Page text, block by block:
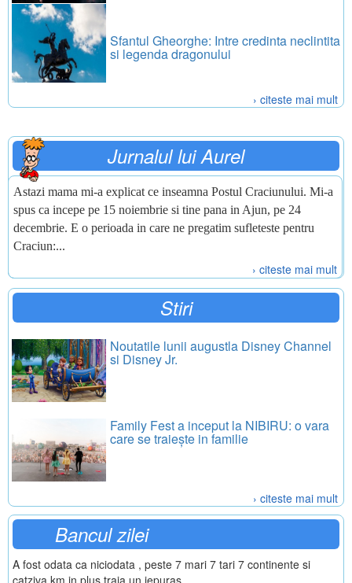
Sfantul Gheorghe: Intre credinta neclintita
si legenda dragonului
› citeste mai mult
Jurnalul lui Aurel
Astazi mama mi-a explicat ce inseamna Postul Craciunului. Mi-a
spus ca incepe pe 15 noiembrie si tine pana in Ajun, pe 24
decembrie. E o perioada in care ne pregatim sufleteste pentru
Craciun:...
› citeste mai mult
Stiri
Noutatile lunii augustla Disney Channel
si Disney Jr.
Family Fest a inceput la NIBIRU: o vara
care se traiește in familie
› citeste mai mult
Bancul zilei
A fost odata ca niciodata , peste 7 mari 7 tari 7 continente si
catziva km in plus traia un iepuras.